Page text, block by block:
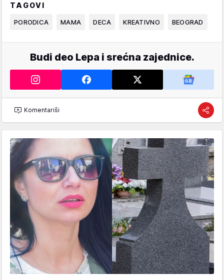
TAGOVI
PORODICA MAMA DECA KREATIVNO BEOGRAD
Budi deo Lepa i srećna zajednice.
Komentariši